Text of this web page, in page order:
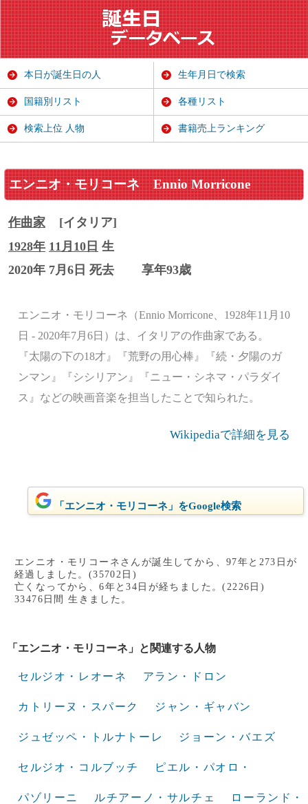
エンニオ・モリコーネ Ennio Morricone
作曲家
[イタリア]
1928年 11月10日 生
2020年 7月6日 死去
享年93歳
エンニオ・モリコーネ（Ennio Morricone、1928年11月10
日 - 2020年7月6日）は、イタリアの作曲家である。
『太陽の下の18才』『荒野の用心棒』『続・夕陽のガ
ンマン』『シシリアン』『ニュー・シネマ・パラダイ
ス』などの映画音楽を担当したことで知られた。
Wikipediaで詳細を見る
「エンニオ・モリコーネ」をGoogle検索
エンニオ・モリコーネさんが誕生してから、97年と273日が
経過しました。(35702日)
亡くなってから、6年と34日が経ちました。(2226日)
33476日間 生きました。
「エンニオ・モリコーネ」と関連する人物
セルジオ・レオーネ アラン・ドロン
カトリーヌ・スパーク ジャン・ギャバン
ジュゼッペ・トルナトーレ ジョーン・バエズ
セルジオ・コルブッチ ピエル・パオロ・
パゾリーニ ルチアーノ・サルチェ ローランド・
本日が誕生日の人 生年月日で検索
国籍別リスト 各種リスト
検索上位 人物 書籍売上ランキング